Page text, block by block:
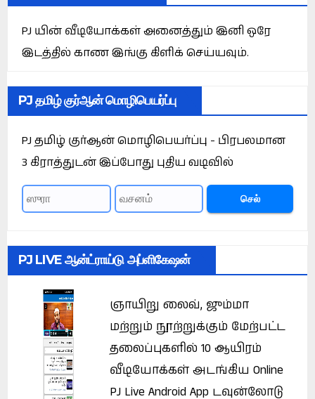
PJ யின் வீடியோக்கள் அனைத்தும் இனி ஒரே
இடத்தில் காண இங்கு கிளிக் செய்யவும்.
PJ தமிழ் குர்ஆன் மொழிபெயர்ப்பு
PJ தமிழ் குர்ஆன் மொழிபெயர்ப்பு - பிரபலமான
3 கிராத்துடன் இப்போது புதிய வடிவில்
செல்
PJ LIVE ஆன்ட்ராய்டு அப்ளிகேஷன்
ஞாயிறு லைவ், ஜும்மா
மற்றும் நூற்றுக்கும் மேற்பட்ட
தலைப்புகளில் 10 ஆயிரம்
வீடியோக்கள் அடங்கிய Online
PJ Live Android App டவுன்லோடு